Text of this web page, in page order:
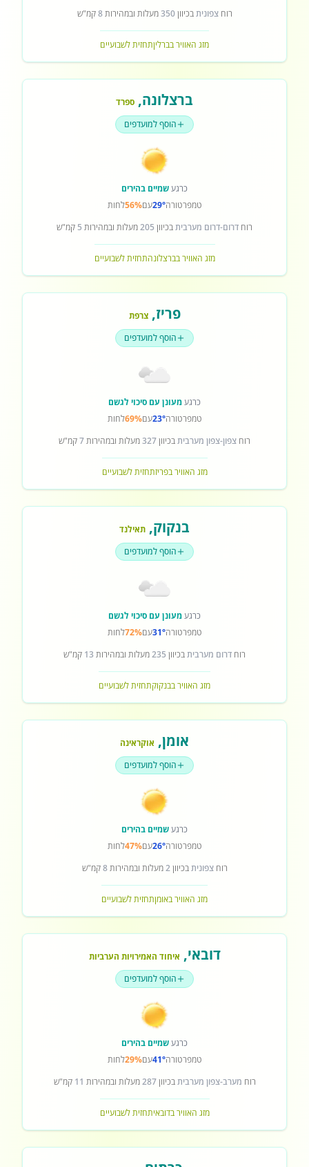
רוחצפוניתבכיוון350מעלות ובמהירות8קמ"ש
מזג האוויר בברליןתחזית לשבועיים
ברצלונה, ספרד
הוסף למועדפים
כרגעשמיים בהירים
טמפרטורה29°עם56%לחות
רוח דרום-דרום מערביתבכיוון 205מעלות ובמהירות 5 קמ"ש
מזג האוויר בברצלונהתחזית לשבועיים
פריז,צרפת
הוסף למועדפים
כרגעמעונן עם סיכוי לגשם
טמפרטורה23°עם69%לחות
רוח צפון-צפון מערביתבכיוון327מעלות ובמהירות7קמ"ש
מזג האוויר בפריזתחזית לשבועיים
בנקוק, תאילנד
הוסף למועדפים
כרגעמעונן עם סיכוי לגשם
טמפרטורה31°עם72%לחות
רוח דרום מערביתבכיוון 235מעלות ובמהירות 13 קמ"ש
מזג האוויר בבנקוקתחזית לשבועיים
אומן, אוקראינה
הוסף למועדפים
כרגעשמיים בהירים
טמפרטורה26°עם47%לחות
רוחצפוניתבכיוון2מעלות ובמהירות8קמ"ש
מזג האוויר באומןתחזית לשבועיים
דובאי, איחוד האמירויות הערביות
הוסף למועדפים
כרגעשמיים בהירים
טמפרטורה41°עם29%לחות
רוח מערב-צפון מערביתבכיוון287מעלות ובמהירות 11 קמ"ש
מזג האוויר בדובאיתחזית לשבועיים